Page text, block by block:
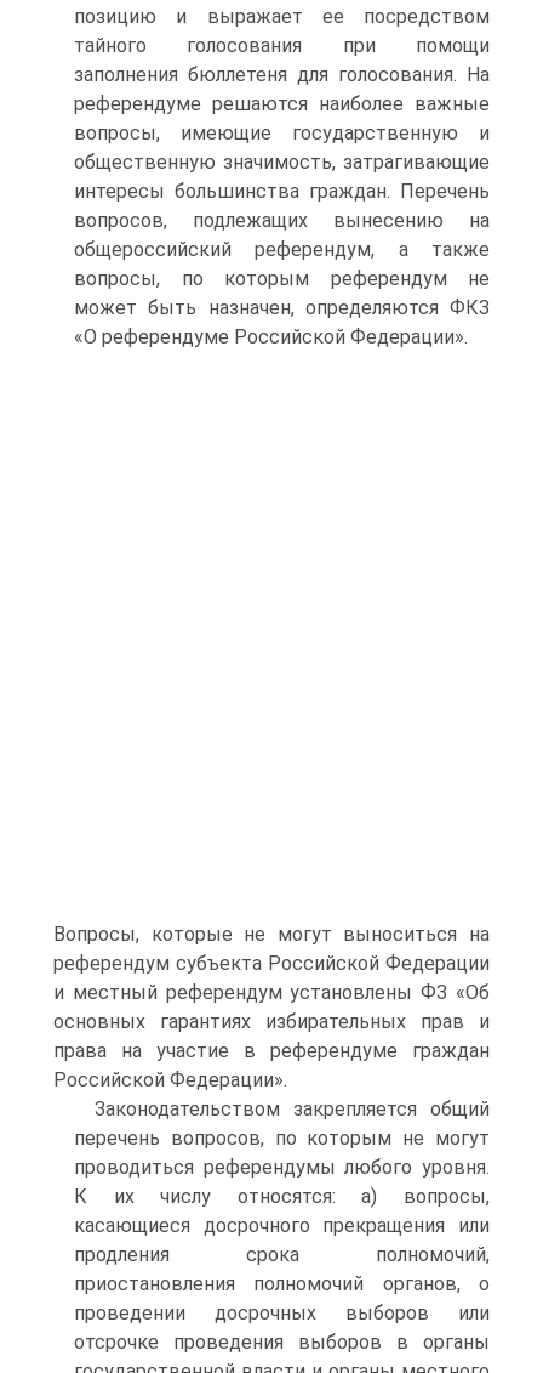
позицию и выражает ее посредством
тайного голосования при помощи
заполнения бюллетеня для голосования. На
референдуме решаются наиболее важные
вопросы, имеющие государственную и
общественную значимость, затрагивающие
интересы большинства граждан. Перечень
вопросов, подлежащих вынесению на
общероссийский референдум, а также
вопросы, по которым референдум не
может быть назначен, определяются ФКЗ
«О референдуме Российской Федерации».
Вопросы, которые не могут выноситься на
референдум субъекта Российской Федерации
и местный референдум установлены ФЗ «Об
основных гарантиях избирательных прав и
права на участие в референдуме граждан
Российской Федерации».
Законодательством закрепляется общий
перечень вопросов, по которым не могут
проводиться референдумы любого уровня.
К их числу относятся: а) вопросы,
касающиеся досрочного прекращения или
продления срока полномочий,
приостановления полномочий органов, о
проведении досрочных выборов или
отсрочке проведения выборов в органы